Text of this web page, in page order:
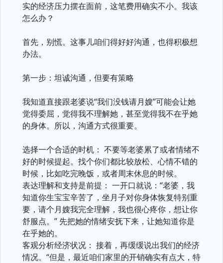
实的经济压力摆在面前，这笔费用确实不小。我该
怎么办？
首先，别慌。这事儿咱们得好好沟通，也得积极想
办法。
第一步：坦诚沟通，但要有策略
我知道直接跟老婆说“我们没钱请月嫂”可能会让她
觉得委屈，觉得我不理解她，甚至觉得我不在乎她
的身体。所以，沟通方式很重要。
选择一个合适的时机： 不要等老婆累了或者情绪不
好的时候提起。找个你们都比较放松、心情不错的
时候，比如吃完晚饭，或者周末休息的时候。
表达理解和支持是前提： 一开口就说：“老婆，我
知道你生宝宝辛苦了，坐月子对你身体恢复特别重
要，请个月嫂我完全理解，我也很心疼你，想让你
舒服点。” 先把她的情绪安抚下来，让她知道你是
在乎她的。
客观分析经济状况： 接着，再缓缓说出我们的经济
情况。“但是，最近咱们家里的开销确实有点大，特